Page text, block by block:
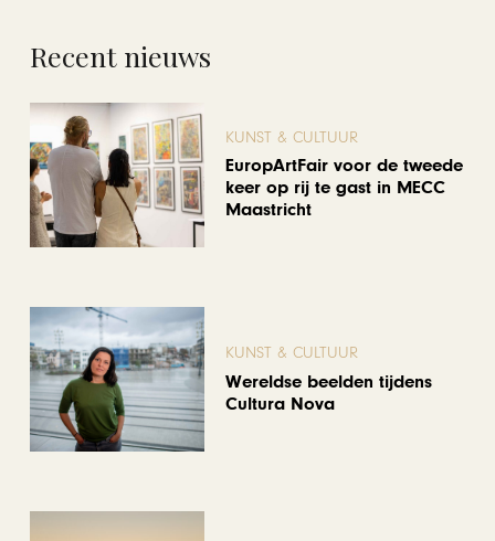
Recent nieuws
KUNST & CULTUUR
EuropArtFair voor de tweede
keer op rij te gast in MECC
Maastricht
KUNST & CULTUUR
Wereldse beelden tijdens
Cultura Nova